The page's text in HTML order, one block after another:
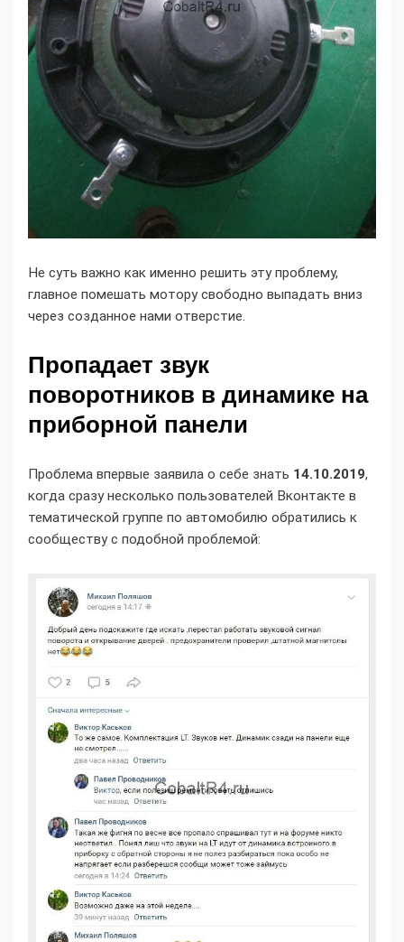
Не суть важно как именно решить эту проблему,
главное помешать мотору свободно выпадать вниз
через созданное нами отверстие.
Пропадает звук
поворотников в динамике на
приборной панели
Проблема впервые заявила о себе знать 14.10.2019,
когда сразу несколько пользователей Вконтакте в
тематической группе по автомобилю обратились к
сообществу с подобной проблемой: